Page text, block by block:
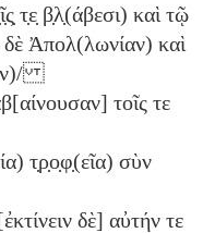
τ̣ε̣ β̣λ̣(άβεσι) καὶ τῷ
Ἀπολ(λωνίαν) καὶ
τοῖς τε
τ̣ρ̣ο̣φ̣(εῖα) σὺν
δὲ] αὐτήν τε